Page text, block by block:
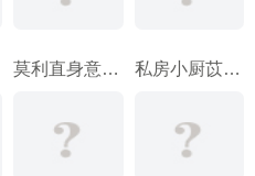
莫利直身意大利面 私房小厨苡仁粉